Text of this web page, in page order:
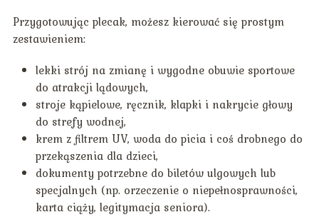
Przygotowując plecak, możesz kierować się prostym
zestawieniem:
lekki strój na zmianę i wygodne obuwie sportowe
do atrakcji lądowych,
stroje kąpielowe, ręcznik, klapki i nakrycie głowy
do strefy wodnej,
krem z filtrem UV, woda do picia i coś drobnego do
przekąszenia dla dzieci,
dokumenty potrzebne do biletów ulgowych lub
specjalnych (np. orzeczenie o niepełnosprawności,
karta ciąży, legitymacja seniora).